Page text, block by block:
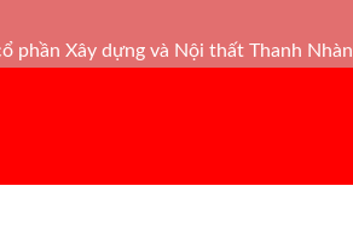
phần Xây dựng và Nội thất Thanh Nhàn